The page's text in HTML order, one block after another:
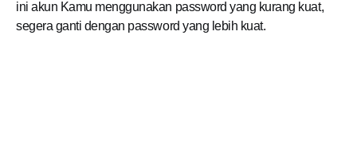
ini akun Kamu menggunakan password yang kurang kuat,
segera ganti dengan password yang lebih kuat.